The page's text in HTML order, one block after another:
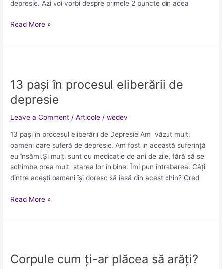
depresie. Azi voi vorbi despre primele 2 puncte din acea
(partea
Read More »
13 pași în procesul eliberării de
depresie
Leave a Comment /Articole /wedev
13 pași în procesul eliberării de Depresie Am văzut mulți
oameni care suferă de depresie. Am fost in această suferință
eu însămi.Și mulți sunt cu medicație de ani de zile, fără să se
schimbe prea mult starea lor în bine. Îmi pun întrebarea: Câți
dintre acești oameni își doresc să iasă din acest chin? Cred
în
procesul
eliberării
de
Read More »
Corpule cum ți-ar plăcea să arăți?
ți-